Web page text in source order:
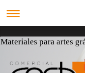
Materiales para artes